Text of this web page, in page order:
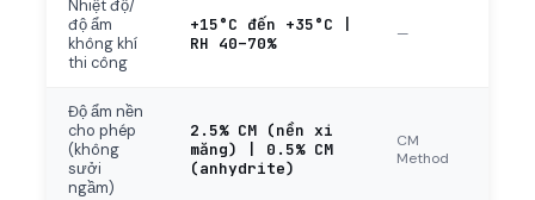
Nhiệt độ/
độ ẩm
không khí
thi công
+15°C đến +35°C |
RH 40–70%
—
Độ ẩm nền
cho phép
(không
sưởi
ngầm)
2.5% CM (nền xi
măng) | 0.5% CM
(anhydrite)
CM
Method